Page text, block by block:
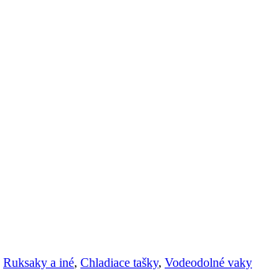
Ruksaky a iné, Chladiace tašky, Vodeodolné vaky